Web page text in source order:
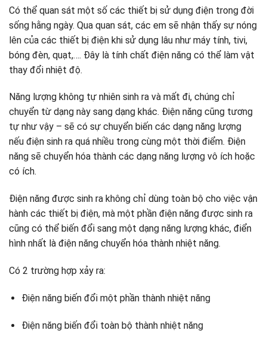
Có thể quan sát một số các thiết bị sử dụng điện trong đời
sống hằng ngày. Qua quan sát, các em sẽ nhận thấy sự nóng
lên của các thiết bị điện khi sử dụng lâu như máy tính, tivi,
bóng đèn, quạt,…. Đây là tính chất điện năng có thể làm vật
thay đổi nhiệt độ.
Năng lượng không tự nhiên sinh ra và mất đi, chúng chỉ
chuyển từ dạng này sang dạng khác. Điện năng cũng tương
tự như vậy – sẽ có sự chuyển biến các dạng năng lượng
nếu điện sinh ra quá nhiều trong cùng một thời điểm. Điện
năng sẽ chuyển hóa thành các dạng năng lượng vô ích hoặc
có ích.
Điện năng được sinh ra không chỉ dùng toàn bộ cho việc vận
hành các thiết bị điện, mà một phần điện năng được sinh ra
cũng có thể biến đổi sang một dạng năng lượng khác, điển
hình nhất là điện năng chuyển hóa thành nhiệt năng.
Có 2 trường hợp xảy ra:
Điện năng biến đổi một phần thành nhiệt năng
Điện năng biến đổi toàn bộ thành nhiệt năng